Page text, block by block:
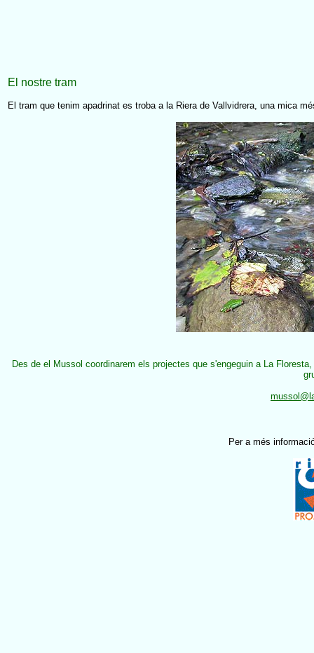
El nostre tram
El tram que tenim apadrinat es troba a la Riera de Vallvidrera, una mica
Des de el Mussol coordinarem els projectes que s'engeguin a La
Per a més